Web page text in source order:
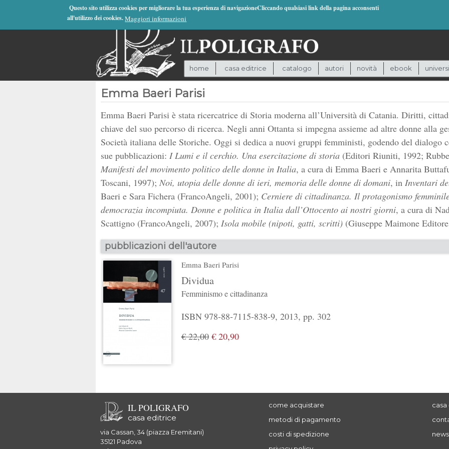
Questo sito utilizza cookies per migliorare la tua esperienza di navigazioneCliccando qualsiasi link della pagina acconsenti
all'utilizzo dei cookies. Maggiori informazioni
home casa editrice catalogo autori novità ebook
Emma Baeri Parisi
Emma Baeri Parisi è stata ricercatrice di Storia moderna all’Università di Catania. Diritti,
chiave del suo percorso di ricerca. Negli anni Ottanta si impegna assieme ad altre donne alla
Società italiana delle Storiche. Oggi si dedica a nuovi gruppi femministi, godendo del dialogo
sue pubblicazioni: I Lumi e il cerchio. Una esercitazione di storia(Editori Riuniti, 1992;
Manifesti del movimento politico delle donne in Italia, a cura di Emma Baeri e Annarita
Toscani, 1997); Noi, utopia delle donne di ieri, memoria delle donne di domani, in Inventari
Baeri e Sara Fichera (FrancoAngeli, 2001); Cerniere di cittadinanza. Il protagonismo
democrazia incompiuta. Donne e politica in Italia dall’Ottocento ai nostri giorni, a cura di
Scattigno (FrancoAngeli, 2007); Isola mobile (nipoti, gatti, scritti)(Giuseppe Maimone
pubblicazioni dell'autore
Emma Baeri Parisi
Dividua
Femminismo e cittadinanza
ISBN 978-88-7115-838-9, 2013, pp. 302
€ 22,00€ 20,90
IL POLIGRAFO
casa editrice
via Cassan, 34 (piazza Eremitani)
35121 Padova
come acquistare
metodi di pagamento
costi di spedizione